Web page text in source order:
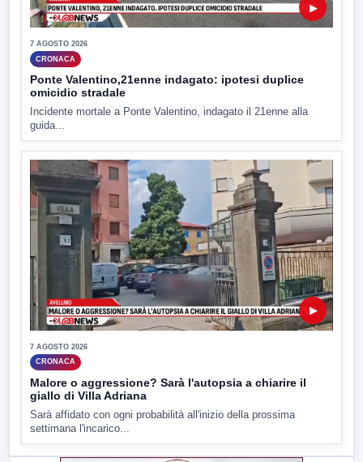
▶
7 AGOSTO 2026
CRONACA
Ponte Valentino,21enne indagato: ipotesi duplice
omicidio stradale
Incidente mortale a Ponte Valentino, indagato il 21enne alla
guida...
▶
7 AGOSTO 2026
CRONACA
Malore o aggressione? Sarà l'autopsia a chiarire il
giallo di Villa Adriana
Sarà affidato con ogni probabilità all'inizio della prossima
settimana l'incarico...